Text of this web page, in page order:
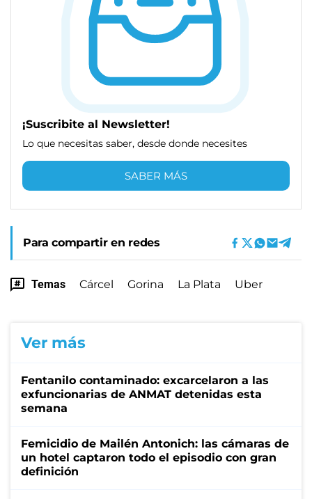
¡Suscribite al Newsletter!
Lo que necesitas saber, desde donde necesites
SABER MÁS
Para compartir en redes
Temas Cárcel Gorina La Plata Uber
Ver más
Fentanilo contaminado: excarcelaron a las
exfuncionarias de ANMAT detenidas esta
semana
Femicidio de Mailén Antonich: las cámaras de
un hotel captaron todo el episodio con gran
definición